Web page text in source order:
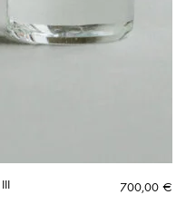
700,00 €